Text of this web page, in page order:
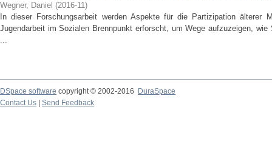
Wegner, Daniel (2016-11)
In dieser Forschungsarbeit werden Aspekte für die Partizipation älterer
Jugendarbeit im Sozialen Brennpunkt erforscht, um Wege aufzuzeigen, wie
...
DSpace software copyright © 2002-2016
DuraSpace
Contact Us
Send Feedback